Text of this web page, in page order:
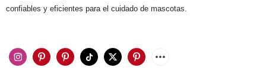
confiables y eficientes para el cuidado de mascotas.